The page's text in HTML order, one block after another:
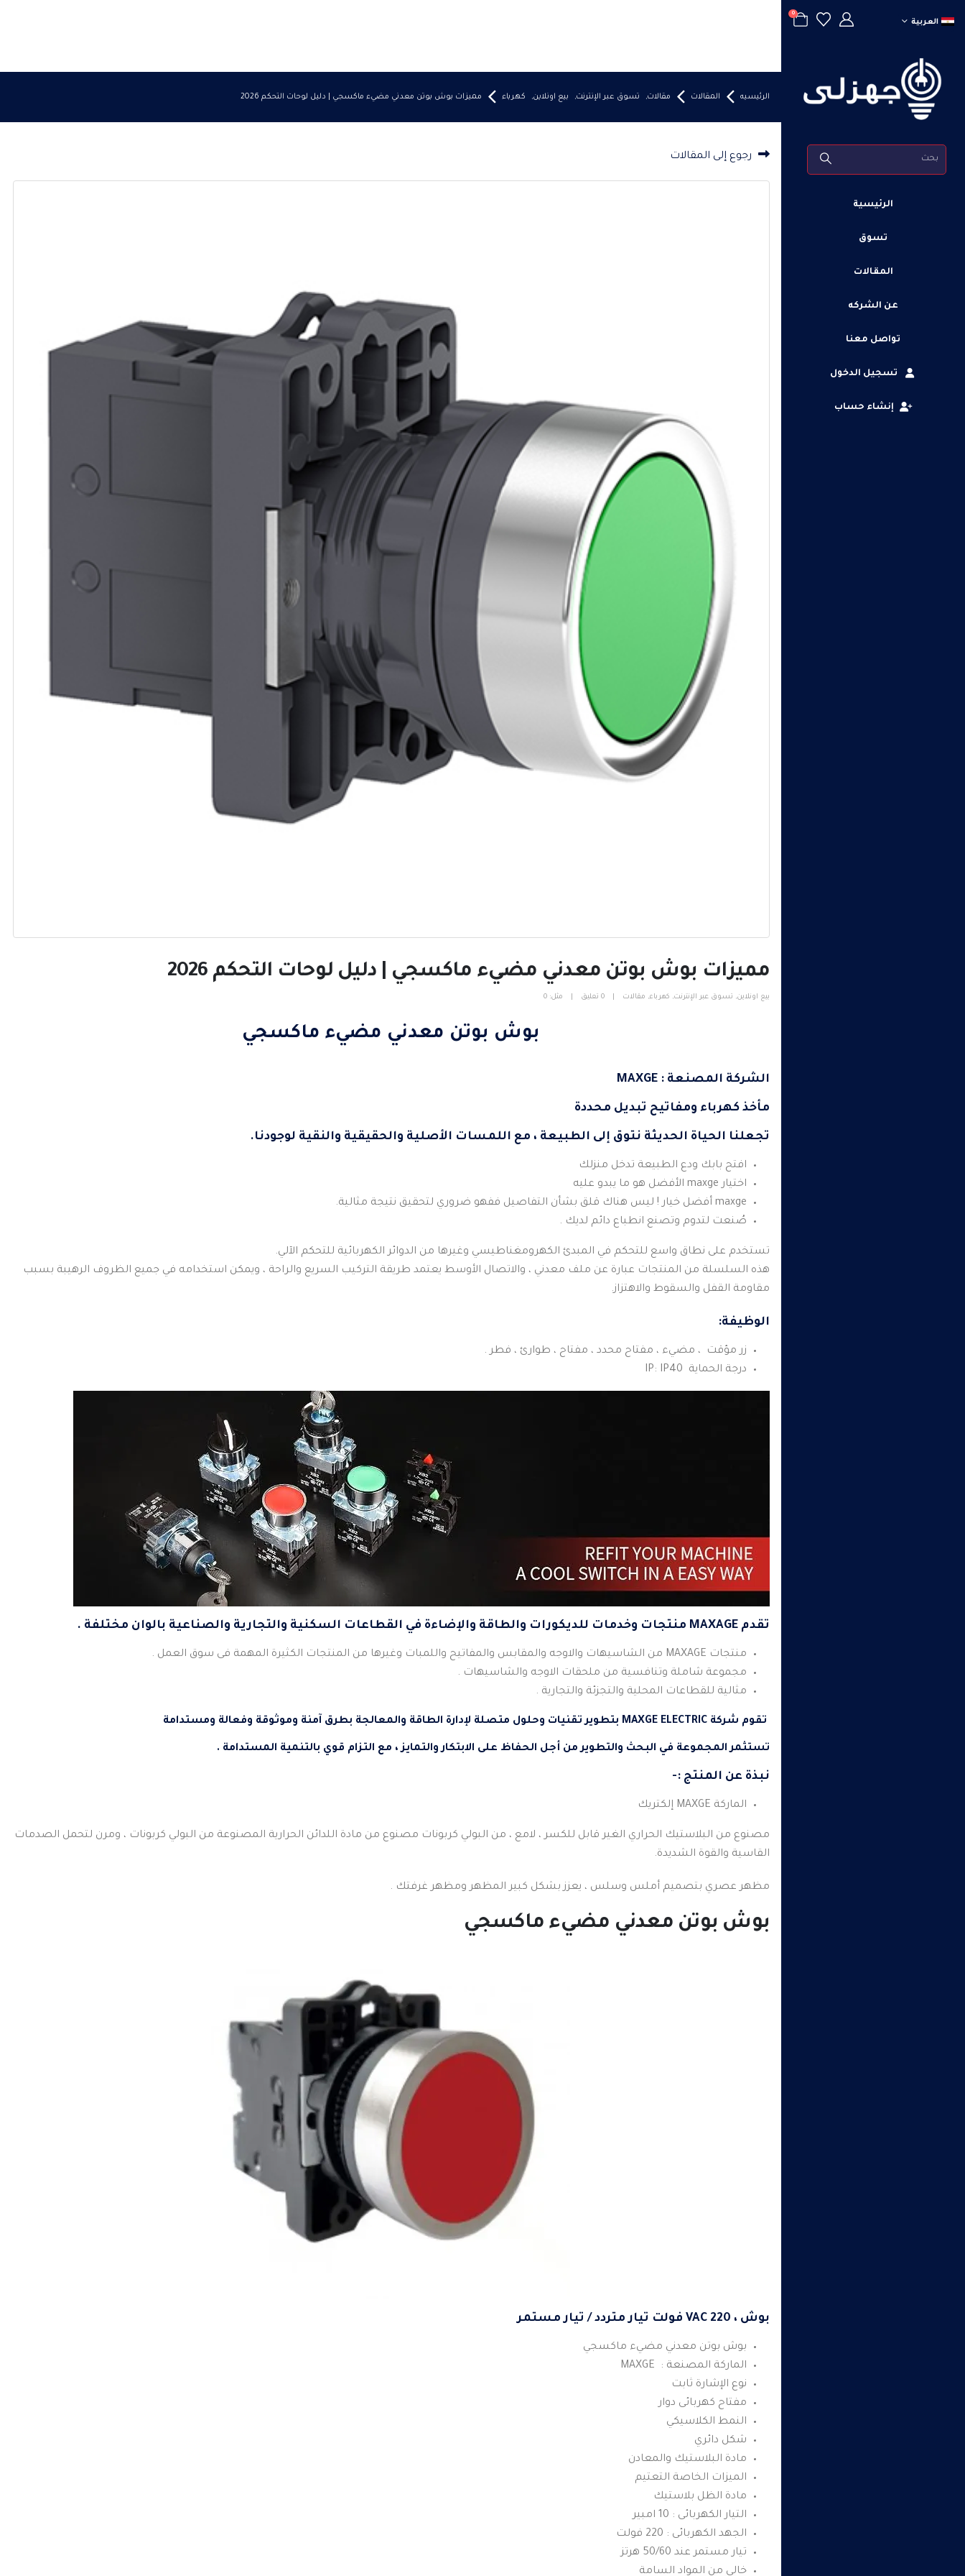
العربية
0
الرئيسية
تسوق
المقالات
عن الشركه
تواصل معنا
تسجيل الدخول
إنشاء حساب
الرئيسيه المقالات مقالات, تسوق عبر الإنترنت, بيع اونلاين, كهرباء مميزات بوش بوتن معدني مضيء ماكسجي | دليل لوحات التحكم 2026
رجوع إلى المقالات
مميزات بوش بوتن معدني مضيء ماكسجي | دليل لوحات التحكم 2026
بيع اونلاين, تسوق عبر الإنترنت, كهرباء, مقالات 0 تعليق مثل: 0
بوش بوتن معدني مضيء ماكسجي
الشركة المصنعة : MAXGE
مأخذ كهرباء ومفاتيح تبديل محددة
تجعلنا الحياة الحديثة نتوق إلى الطبيعة ، مع اللمسات الأصلية والحقيقية والنقية لوجودنا.
افتح بابك ودع الطبيعة تدخل منزلك
اختيار maxge الأفضل هو ما يبدو عليه
maxge أفضل خيار ! ليس هناك قلق بشأن التفاصيل ففهو ضروري لتحقيق نتيجة مثالية.
صُنعت لتدوم وتصنع انطباع دائم لديك .
تستخدم على نطاق واسع للتحكم في المبدئ الكهرومغناطيسي وغيرها من الدوائر الكهربائية للتحكم الآلي.
هذه السلسلة من المنتجات عبارة عن ملف معدني ، والاتصال الأوسط يعتمد طريقة التركيب السريع والراحة ، ويمكن استخدامه في جميع الظروف الرهيبة بسبب
مقاومة القفل والسقوط والاهتزاز.
الوظيفة:
زر مؤقت ، مضيء ، مفتاح محدد ، مفتاح ، طوارئ ، فطر .
درجة الحماية IP: IP40
تقدم MAXAGE منتجات وخدمات للديكورات والطاقة والإضاءة في القطاعات السكنية والتجارية والصناعية بالوان مختلفة .
منتجات MAXAGE من الشاسيهات والاوجه والمقابس والمفاتيح واللمبات وغيرها من المنتجات الكثيرة المهمة فى سوق العمل .
مجموعة شاملة وتنافسية من ملحقات الاوجه والشاسيهات .
مثالية للقطاعات المحلية والتجزئة والتجارية .
تقوم شركة MAXGE ELECTRIC بتطوير تقنيات وحلول متصلة لإدارة الطاقة والمعالجة بطرق آمنة وموثوقة وفعالة ومستدامة
تستثمر المجموعة في البحث والتطوير من أجل الحفاظ على الابتكار والتمايز ، مع التزام قوي بالتنمية المستدامة .
نبذة عن المنتج :-
الماركة MAXGE إلكتريك
مصنوع من البلاستيك الحراري الغير قابل للكسر ، لامع ، من البولي كربونات مصنوع من مادة اللدائن الحرارية المصنوعة من البولي كربونات ، ومرن لتحمل الصدمات
القاسية والقوة الشديدة.
مظهر عصري بتصميم أملس وسلس ، يعزز بشكل كبير المظهر ومظهر غرفتك .
بوش بوتن معدني مضيء ماكسجي
بوش ، 220 VAC فولت تيار متردد / تيار مستمر
بوش بوتن معدني مضيء ماكسجي
الماركة المصنعة : MAXGE
نوع الإشارة ثابت
مفتاح كهربائى دوار
النمط الكلاسيكي
شكل دائري
مادة البلاستيك والمعادن
الميزات الخاصة التعتيم
مادة الظل بلاستيك
التيار الكهربائى : 10 امبير
الجهد الكهربائى : 220 فولت
تيار مستمر عند 50/60 هرتز
خالى من المواد السامة